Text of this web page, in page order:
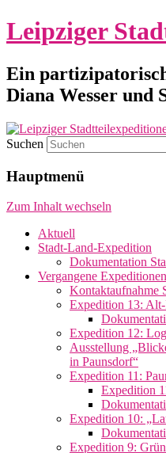
Leipziger
Ein
Diana Wesser und
Suchen
Hauptmenü
Zum Inhalt wechseln
Aktuell
Stadt-Land-Expedition
Dokumentation
Vergangene Expeditionen
Kontaktaufnahme
Expedition 13:
Expedition 12:
Ausstellung
in Paunsdorf“
Expedition 11:
Expedition
Expedition 10:
Expedition 9: